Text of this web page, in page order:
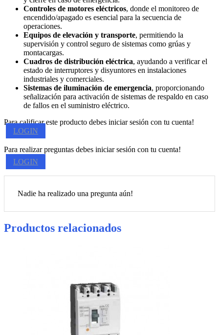
Controles de motores eléctricos, donde el monitoreo de
encendido/apagado es esencial para la secuencia de
operaciones.
Equipos de elevación y transporte, permitiendo la
supervisión y control seguro de sistemas como grúas y
montacargas.
Cuadros de distribución eléctrica, ayudando a verificar el
estado de interruptores y disyuntores en instalaciones
industriales y comerciales.
Sistemas de iluminación de emergencia, proporcionando
señalización para activación de sistemas de respaldo en caso
de fallos en el suministro eléctrico.
Para calificar este producto debes iniciar sesión con tu cuenta!
LOGIN
Para realizar preguntas debes iniciar sesión con tu cuenta!
LOGIN
Nadie ha realizado una pregunta aún!
Productos relacionados